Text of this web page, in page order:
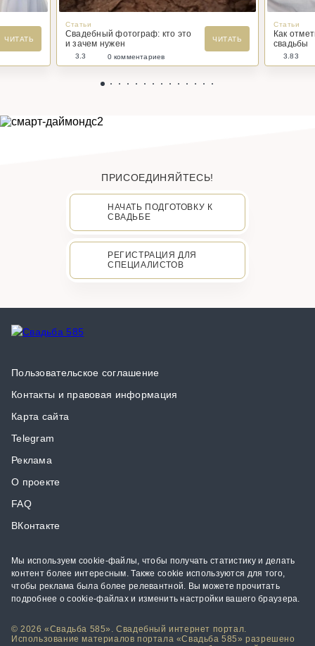
ЧИТАТЬ
Статьи
Свадебный фотограф: кто это
и зачем нужен
ЧИТАТЬ
3.3 0 комментариев
Статьи
Как
свадьбы
3.83
ПРИСОЕДИНЯЙТЕСЬ!
НАЧАТЬ ПОДГОТОВКУ К
СВАДЬБЕ
РЕГИСТРАЦИЯ ДЛЯ
СПЕЦИАЛИСТОВ
Пользовательское соглашение
Контакты и правовая информация
Карта сайта
Telegram
Реклама
О проекте
FAQ
ВКонтакте
Мы используем cookie-файлы, чтобы получать статистику и делать
контент более интересным. Также cookie используются для того,
чтобы реклама была более релевантной. Вы можете прочитать
подробнее о cookie-файлах и изменить настройки вашего браузера.
© 2026 «Свадьба 585». Свадебный интернет портал.
Использование материалов портала «Свадьба 585» разрешено